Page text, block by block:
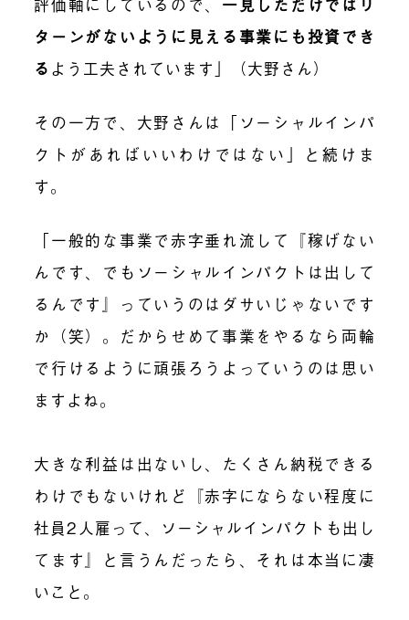
ターンがないように見える事業にも投資でき
る よう工夫されています」（大野さん）
その一方で、大野さんは「ソーシャルインパ
クトがあればいいわけではない」と続けま
す。
「一般的な事業で赤字垂れ流して『稼げない
んです、でもソーシャルインパクトは出して
るんです』っていうのはダサいじゃないです
か（笑）。だからせめて事業をやるなら両輪
で行けるように頑張ろうよっていうのは思い
ますよね。
大きな利益は出ないし、たくさん納税できる
わけでもないけれど『赤字にならない程度に
社員2人雇って、ソーシャルインパクトも出し
てます』と言うんだったら、それは本当に凄
いこと。